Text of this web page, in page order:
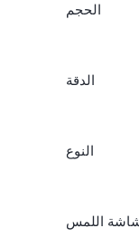
الحجم
الدقة
النوع
اللمس